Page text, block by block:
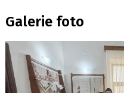
Galerie foto